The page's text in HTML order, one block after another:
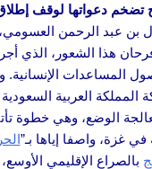
تضخم دعواتها لوقف
بن عبد الرحمن
هذا الشعور، الذي
المساعدات الإنسانية.
المملكة العربية
الوضع، وهي خطوة
في غزة، واصفا إياها بـ”
بالصراع الإقليمي